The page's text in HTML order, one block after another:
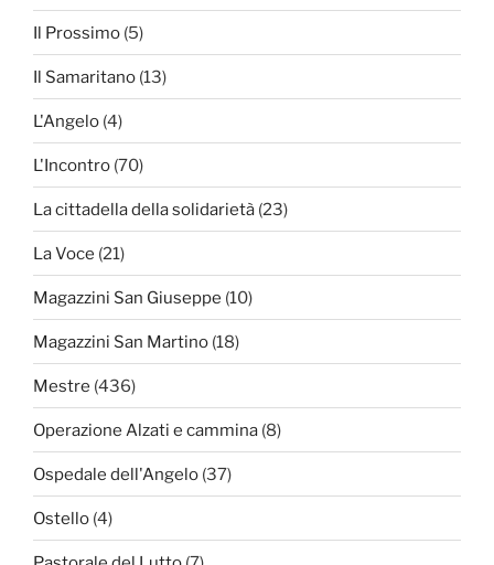
Il Prossimo (5)
Il Samaritano (13)
L'Angelo (4)
L'Incontro (70)
La cittadella della solidarietà (23)
La Voce (21)
Magazzini San Giuseppe (10)
Magazzini San Martino (18)
Mestre (436)
Operazione Alzati e cammina (8)
Ospedale dell'Angelo (37)
Ostello (4)